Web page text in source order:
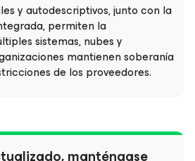
y autodescriptivos, junto con la
permiten la
sistemas, nubes y
mantienen soberanía
de los proveedores.